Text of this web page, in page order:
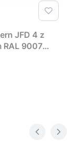
JFD 4 z
RAL 9007